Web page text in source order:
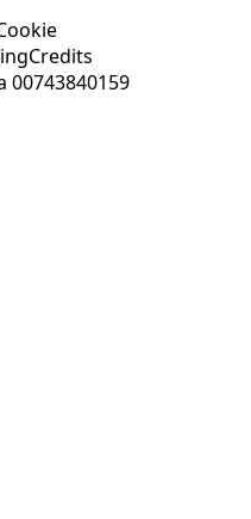
Credits
00743840159